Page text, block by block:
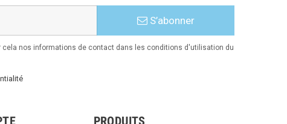
S’abonner
nos informations de contact dans les conditions d'utilisation du